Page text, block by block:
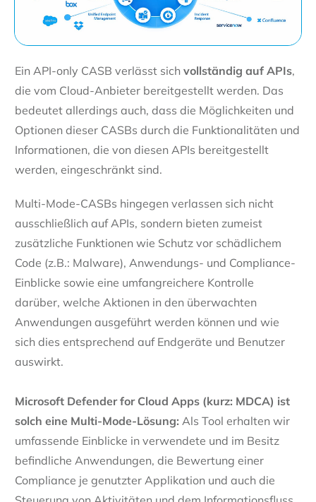
Ein API-only CASB verlässt sich vollständig auf APIs,
die vom Cloud-Anbieter bereitgestellt werden. Das
bedeutet allerdings auch, dass die Möglichkeiten und
Optionen dieser CASBs durch die Funktionalitäten und
Informationen, die von diesen APIs bereitgestellt
werden, eingeschränkt sind.
Multi-Mode-CASBs hingegen verlassen sich nicht
ausschließlich auf APIs, sondern bieten zumeist
zusätzliche Funktionen wie Schutz vor schädlichem
Code (z.B.: Malware), Anwendungs- und Compliance-
Einblicke sowie eine umfangreichere Kontrolle
darüber, welche Aktionen in den überwachten
Anwendungen ausgeführt werden können und wie
sich dies entsprechend auf Endgeräte und Benutzer
auswirkt.
Microsoft Defender for Cloud Apps (kurz: MDCA) ist
solch eine Multi-Mode-Lösung: Als Tool erhalten wir
umfassende Einblicke in verwendete und im Besitz
befindliche Anwendungen, die Bewertung einer
Compliance je genutzter Applikation und auch die